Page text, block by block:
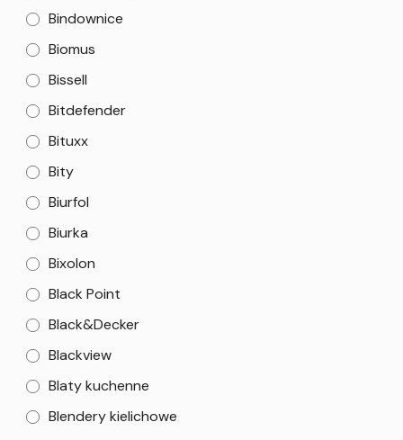
Bindownice
Biomus
Bissell
Bitdefender
Bituxx
Bity
Biurfol
Biurka
Bixolon
Black Point
Black&Decker
Blackview
Blaty kuchenne
Blendery kielichowe